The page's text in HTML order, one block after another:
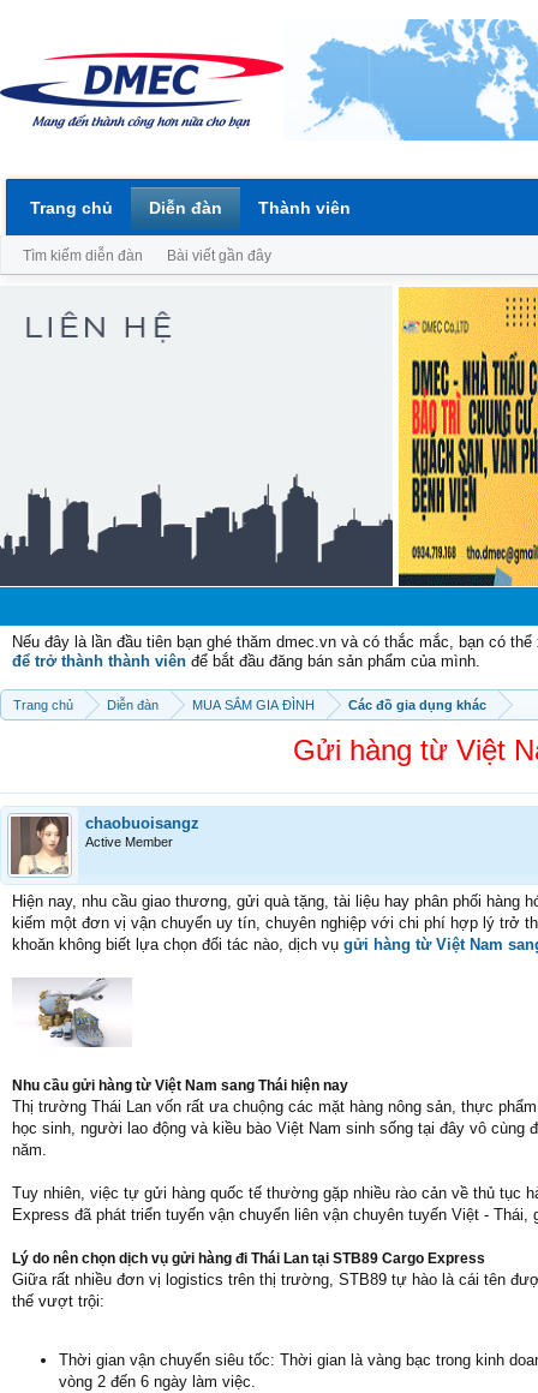
Nếu đây là lần đầu tiên bạn ghé thăm dmec.vn và có thắc mắc, bạn có
để trở thành thành viên để bắt đầu đăng bán sản phẩm của mình.
Trang chủ Diễn đàn MUA SẮM GIA ĐÌNH Các đồ gia dụng khác
Gửi hàng từ Việt
chaobuoisangz
Active Member
Hiện nay, nhu cầu giao thương, gửi quà tặng, tài liệu hay phân phối hàng
kiếm một đơn vị vận chuyển uy tín, chuyên nghiệp với chi phí hợp lý trở
khoăn không biết lựa chọn đối tác nào, dịch vụ gửi hàng từ Việt Nam
Nhu cầu gửi hàng từ Việt Nam sang Thái hiện nay
Thị trường Thái Lan vốn rất ưa chuộng các mặt hàng nông sản, thực
học sinh, người lao động và kiều bào Việt Nam sinh sống tại đây vô
năm.
Tuy nhiên, việc tự gửi hàng quốc tế thường gặp nhiều rào cản về thủ tục
Express đã phát triển tuyến vận chuyển liên vận chuyên tuyến Việt -
Lý do nên chọn dịch vụ gửi hàng đi Thái Lan tại STB89 Cargo Express
Giữa rất nhiều đơn vị logistics trên thị trường, STB89 tự hào là cái tên
thế vượt trội:
Thời gian vận chuyển siêu tốc: Thời gian là vàng bạc trong kinh
vòng 2 đến 6 ngày làm việc.
Trang chủ Diễn đàn
Tìm kiếm diễn đàn Bài viết gần đây
Thành viên